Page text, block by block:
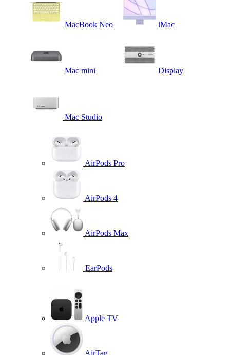
MacBook Neo iMac
Mac mini Display
Mac Studio
AirPods Pro
AirPods 4
AirPods Max
EarPods
Apple TV